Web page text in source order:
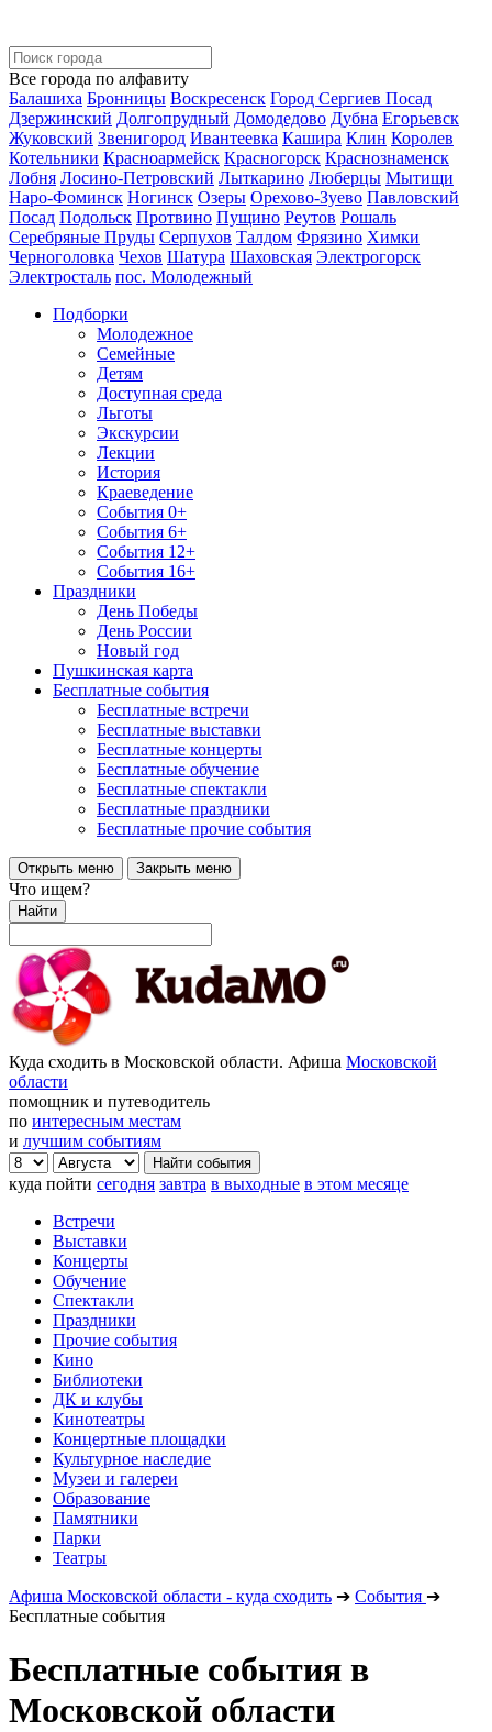
Все города по алфавиту
Балашиха Бронницы Воскресенск Город Сергиев Посад
Дзержинский Долгопрудный Домодедово Дубна Егорьевск
Жуковский Звенигород Ивантеевка Кашира Клин Королев
Котельники Красноармейск Красногорск Краснознаменск
Лобня Лосино-Петровский Лыткарино Люберцы Мытищи
Наро-Фоминск Ногинск Озеры Орехово-Зуево Павловский
Посад Подольск Протвино Пущино Реутов Рошаль
Серебряные Пруды Серпухов Талдом Фрязино Химки
Черноголовка Чехов Шатура Шаховская Электрогорск
Электросталь пос. Молодежный
Подборки
Молодежное
Семейные
Детям
Доступная среда
Льготы
Экскурсии
Лекции
История
Краеведение
События 0+
События 6+
События 12+
События 16+
Праздники
День Победы
День России
Новый год
Пушкинская карта
Бесплатные события
Бесплатные встречи
Бесплатные выставки
Бесплатные концерты
Бесплатные обучение
Бесплатные спектакли
Бесплатные праздники
Бесплатные прочие события
Открыть меню Закрыть меню
Что ищем?
Найти
Куда сходить в Московской области. Афиша Московской
области
помощник и путеводитель
по интересным местам
и лучшим событиям
куда пойти сегодня завтра в выходные в этом месяце
Встречи
Выставки
Концерты
Обучение
Спектакли
Праздники
Прочие события
Кино
Библиотеки
ДК и клубы
Кинотеатры
Концертные площадки
Культурное наследие
Музеи и галереи
Образование
Памятники
Парки
Театры
Афиша Московской области - куда сходить ➔ События ➔
Бесплатные события
Бесплатные события в
Московской области